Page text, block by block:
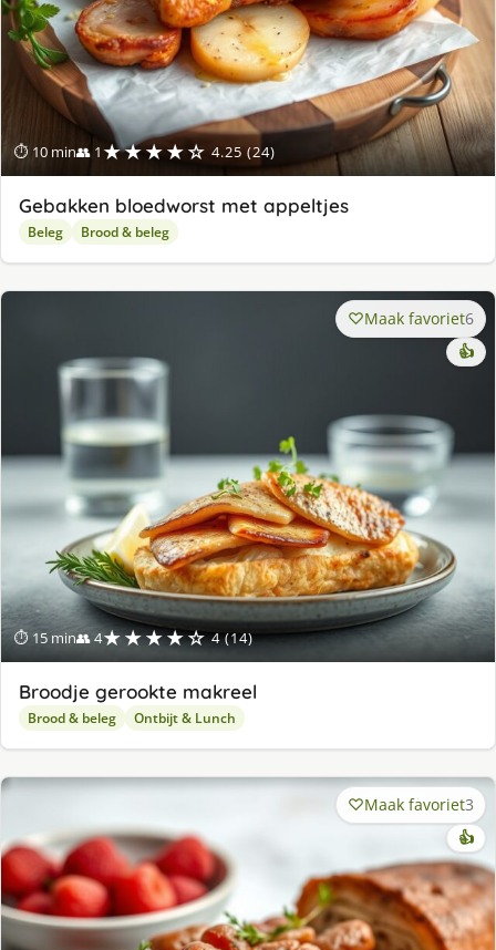
⏱ 10 min👥 1 ★★★★☆ 4.25 (24)
Gebakken bloedworst met appeltjes
Beleg Brood & beleg
⏱ 15 min👥 4★★★★☆ 4 (14)
Maak favoriet6
👍
Broodje gerookte makreel
Brood & beleg Ontbijt & Lunch
Maak favoriet3
👍